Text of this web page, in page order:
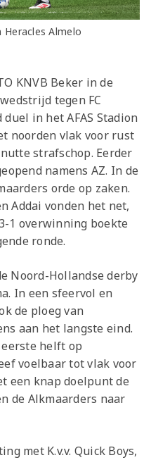
Almelo
KNVB Beker in de
tegen FC
in het AFAS Stadion
noorden vlak voor rust
strafschop. Eerder
namens AZ. In de
orde op zaken.
Addai vonden het net,
1 overwinning boekte
ronde.
Noord-Hollandse derby
In een sfeervol en
de ploeg van
aan het langste eind.
eerste helft op
voelbaar tot vlak voor
een knap doelpunt de
de Alkmaarders naar
met K.v.v. Quick Boys,